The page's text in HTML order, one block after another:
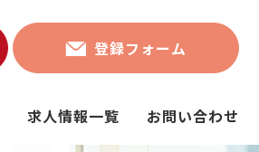
登録フォーム
求人情報一覧 お問い合わせ